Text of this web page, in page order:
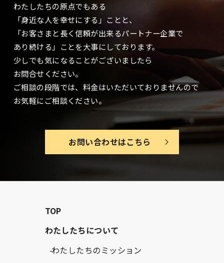
わたしたちの原点でもある
「身近な人を幸せにする」ことと、
「お客さまと長く信頼が出来るパートナー企業で
あり続ける」ことを大事にしております。
少しでも気になることがございましたら
お問合せください。
ご相談の段階では、料金はいただいておりませんので
お気軽にご相談ください。
お問い合わせはこちら
TOP
わたしたちについて
わたしたちのミッション